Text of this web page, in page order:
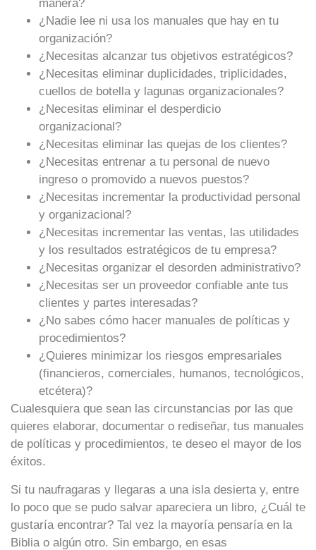
manera?
¿Nadie lee ni usa los manuales que hay en tu
organización?
¿Necesitas alcanzar tus objetivos estratégicos?
¿Necesitas eliminar duplicidades, triplicidades,
cuellos de botella y lagunas organizacionales?
¿Necesitas eliminar el desperdicio
organizacional?
¿Necesitas eliminar las quejas de los clientes?
¿Necesitas entrenar a tu personal de nuevo
ingreso o promovido a nuevos puestos?
¿Necesitas incrementar la productividad personal
y organizacional?
¿Necesitas incrementar las ventas, las utilidades
y los resultados estratégicos de tu empresa?
¿Necesitas organizar el desorden administrativo?
¿Necesitas ser un proveedor confiable ante tus
clientes y partes interesadas?
¿No sabes cómo hacer manuales de políticas y
procedimientos?
¿Quieres minimizar los riesgos empresariales
(financieros, comerciales, humanos, tecnológicos,
etcétera)?
Cualesquiera que sean las circunstancias por las que
quieres elaborar, documentar o rediseñar, tus manuales
de políticas y procedimientos, te deseo el mayor de los
éxitos.
Si tu naufragaras y llegaras a una isla desierta y, entre
lo poco que se pudo salvar apareciera un libro, ¿Cuál te
gustaría encontrar? Tal vez la mayoría pensaría en la
Biblia o algún otro. Sin embargo, en esas